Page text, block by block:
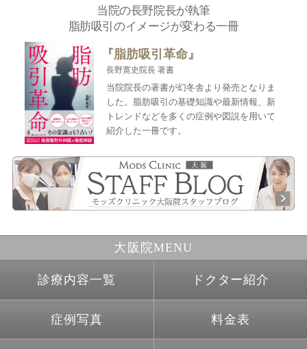
当院の長野院長が執筆
脂肪吸引のイメージが変わる一冊
『脂肪吸引革命』
長野寛史院長 著書
当院院長の著書が幻冬舎より発売となりま
した。脂肪吸引の基礎知識や最新情報、新
トレンドなどを多くの症例や図説を用いて
紹介した一冊です。
大阪院MENU
診療内容一覧 ドクター紹介
症例写真 料金表